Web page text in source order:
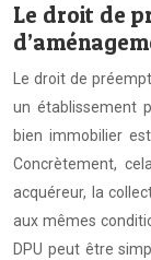
Le droit de
Le droit de
un établissement
bien immobilier
Concrètement,
acquéreur, la
aux mêmes
DPU peut être